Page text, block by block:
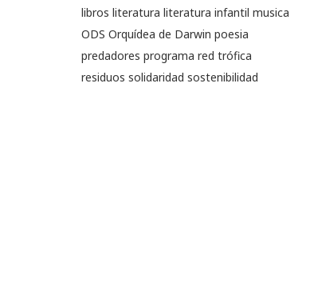
libros literatura literatura infantil musica
ODS Orquídea de Darwin poesia
predadores programa red trófica
residuos solidaridad sostenibilidad